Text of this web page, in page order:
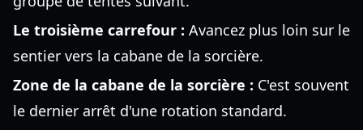
Le troisième carrefour : Avancez plus loin sur le
sentier vers la cabane de la sorcière.
Zone de la cabane de la sorcière : C'est souvent
le dernier arrêt d'une rotation standard.